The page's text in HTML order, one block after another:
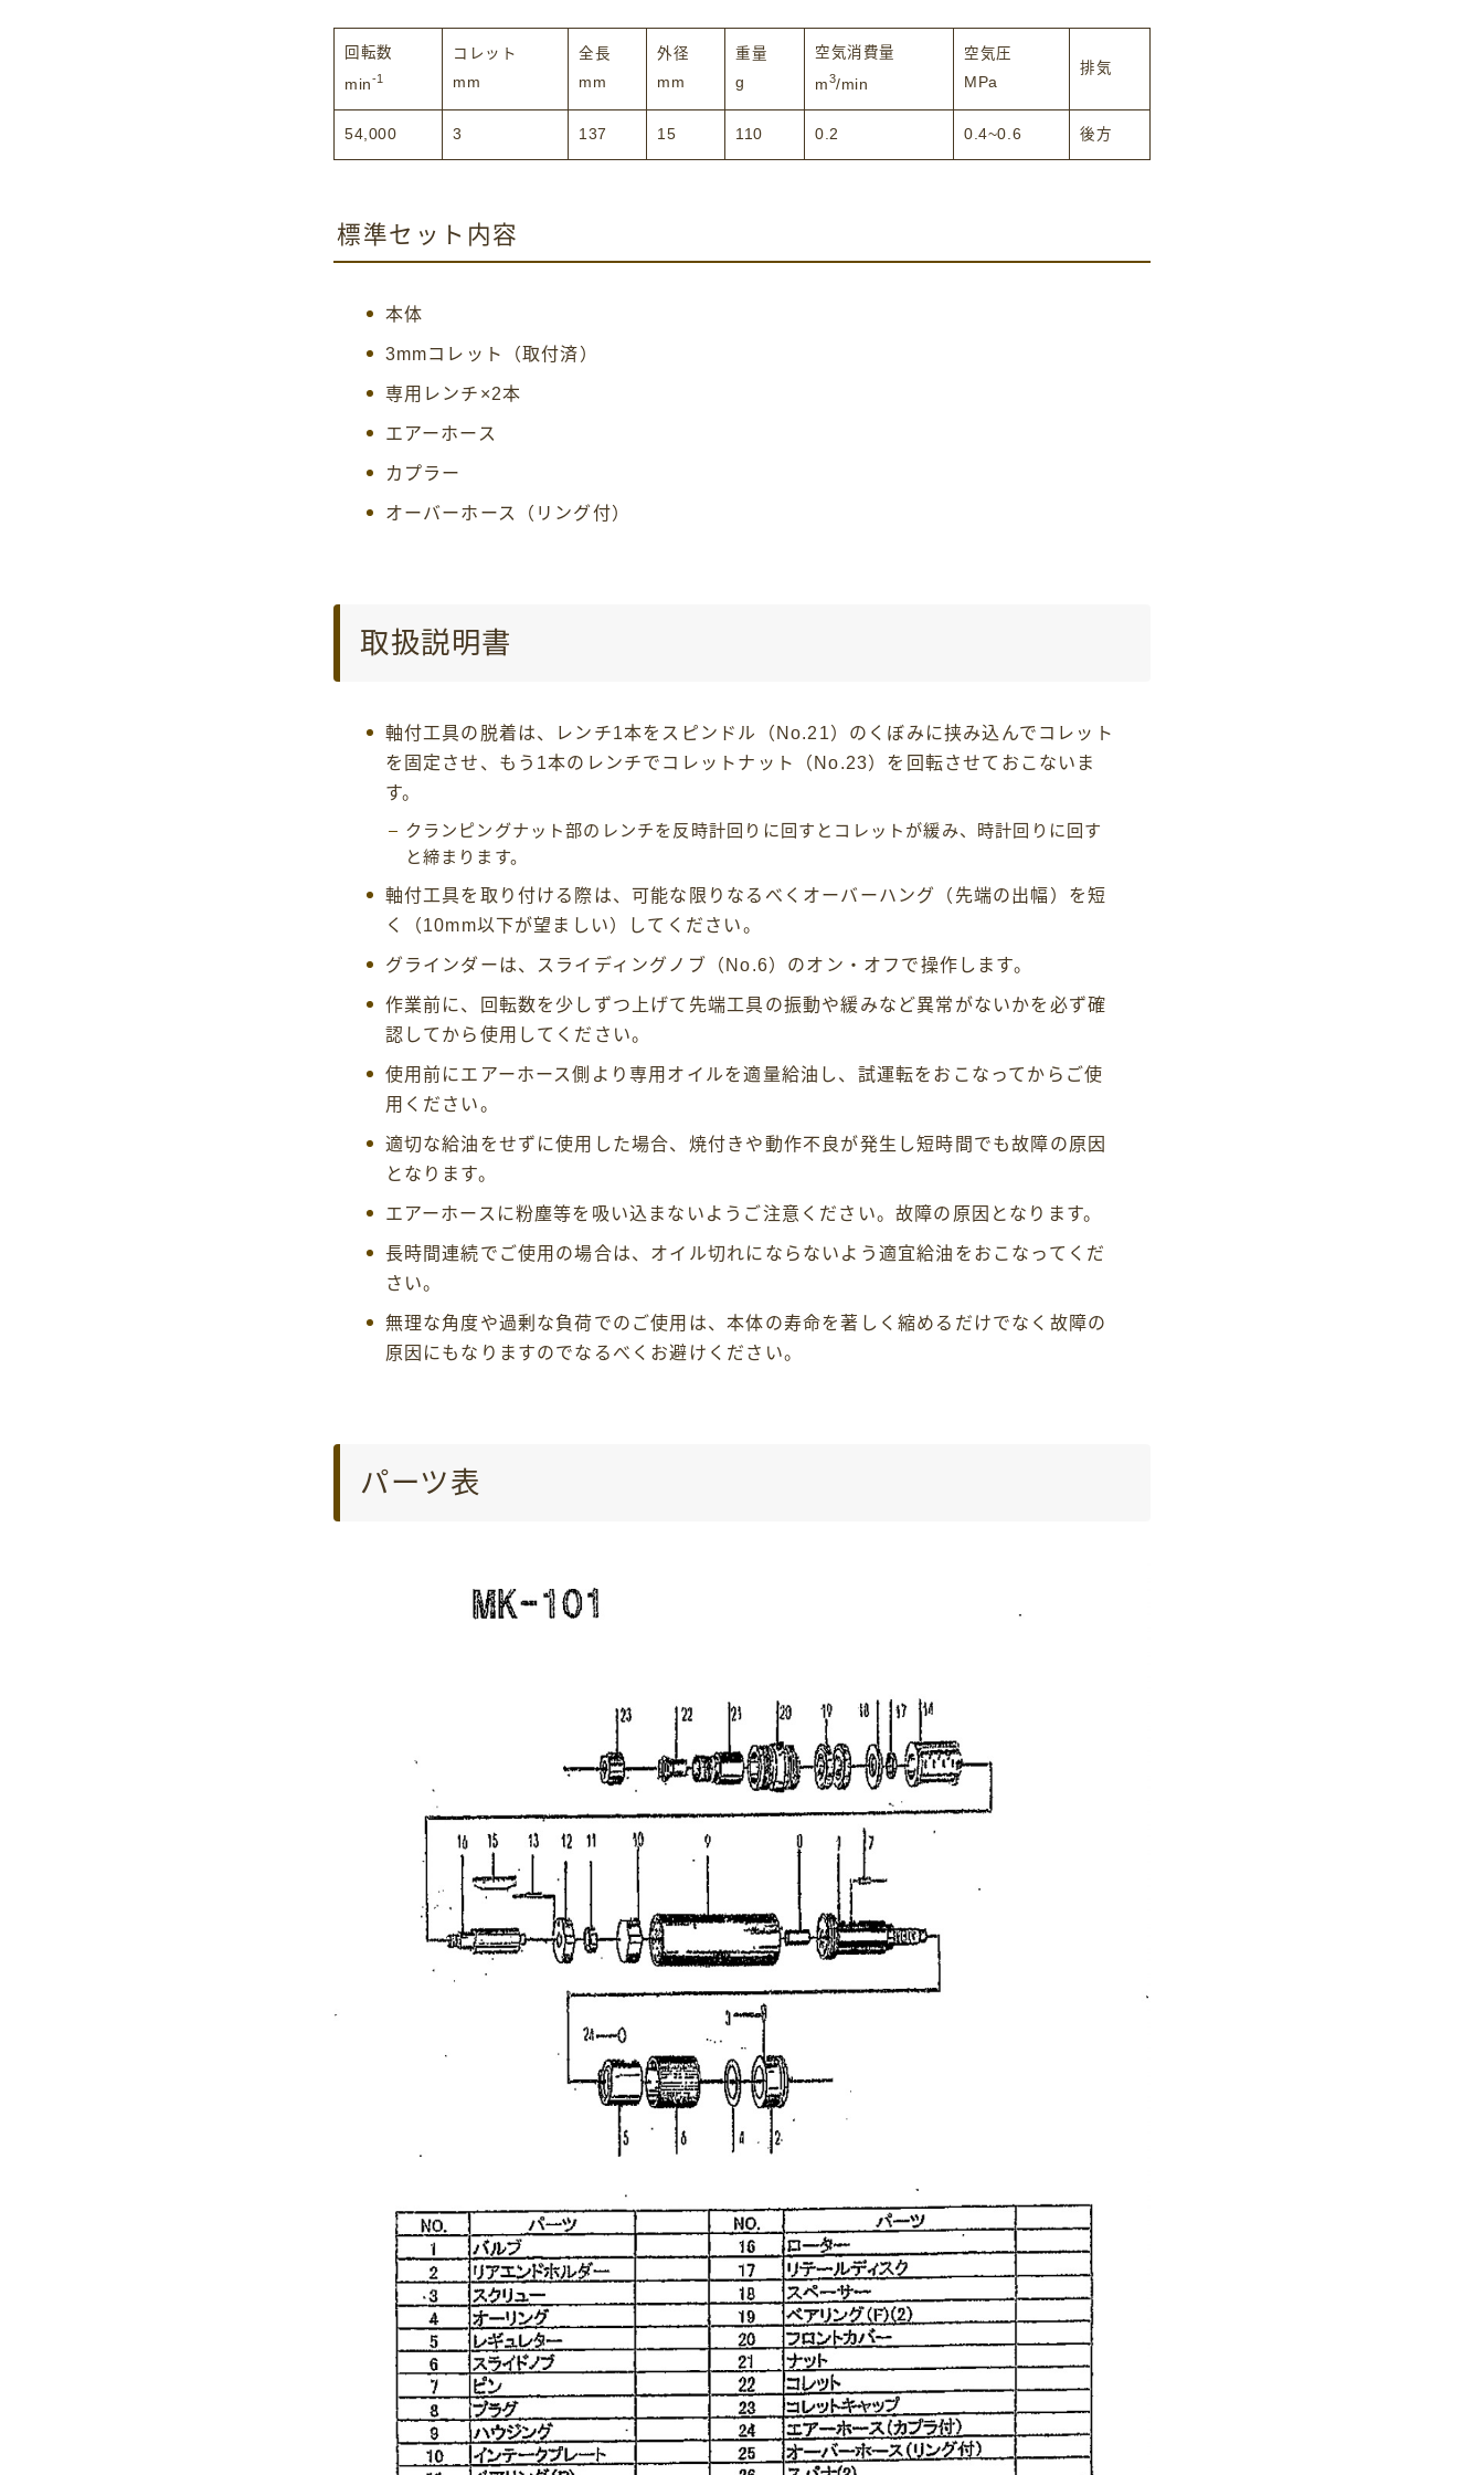
回転数
min-1
コレット
mm
全長
mm
外径
mm
重量
g
空気消費量
m3/min
空気圧
MPa
排気
54,000 3 137 15 110 0.2 0.4~0.6 後方
標準セット内容
本体
3mmコレット（取付済）
専用レンチ×2本
エアーホース
カプラー
オーバーホース（リング付）
取扱説明書
軸付工具の脱着は、レンチ1本をスピンドル（No.21）のくぼみに挟み込んでコレット
を固定させ、もう1本のレンチでコレットナット（No.23）を回転させておこないま
す。
クランピングナット部のレンチを反時計回りに回すとコレットが緩み、時計回りに回す
と締まります。
軸付工具を取り付ける際は、可能な限りなるべくオーバーハング（先端の出幅）を短
く（10mm以下が望ましい）してください。
グラインダーは、スライディングノブ（No.6）のオン・オフで操作します。
作業前に、回転数を少しずつ上げて先端工具の振動や緩みなど異常がないかを必ず確
認してから使用してください。
使用前にエアーホース側より専用オイルを適量給油し、試運転をおこなってからご使
用ください。
適切な給油をせずに使用した場合、焼付きや動作不良が発生し短時間でも故障の原因
となります。
エアーホースに粉塵等を吸い込まないようご注意ください。故障の原因となります。
長時間連続でご使用の場合は、オイル切れにならないよう適宜給油をおこなってくだ
さい。
無理な角度や過剰な負荷でのご使用は、本体の寿命を著しく縮めるだけでなく故障の
原因にもなりますのでなるべくお避けください。
パーツ表